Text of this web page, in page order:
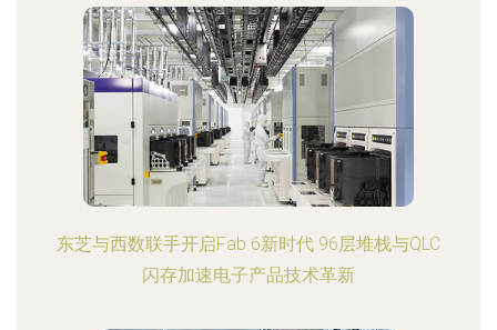
东芝与西数联手开启Fab 6新时代 96层堆栈与QLC
闪存加速电子产品技术革新